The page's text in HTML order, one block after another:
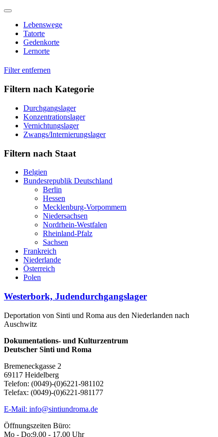
Skip
contentLebenswege
Tatorte
Gedenkorte
Lernorte
Filter entfernen
Filtern nach Kategorie
Durchgangslager
Konzentrationslager
Vernichtungslager
Zwangs/Internierungslager
Filtern nach Staat
Belgien
Bundesrepublik Deutschland
Berlin
Hessen
Mecklenburg-Vorpommern
Niedersachsen
Nordrhein-Westfalen
Rheinland-Pfalz
Sachsen
Frankreich
Niederlande
Österreich
Polen
Westerbork, Judendurchgangslager
Deportation von Sinti und Roma aus den Niederlanden nach
Auschwitz
Dokumentations- und Kulturzentrum
Deutscher Sinti und Roma
Bremeneckgasse 2
69117 Heidelberg
Telefon: (0049)-(0)6221-981102
Telefax: (0049)-(0)6221-981177
E-Mail: info@sintiundroma.de
Öffnungszeiten Büro:
Mo - Do:9.00 - 17.00 Uhr